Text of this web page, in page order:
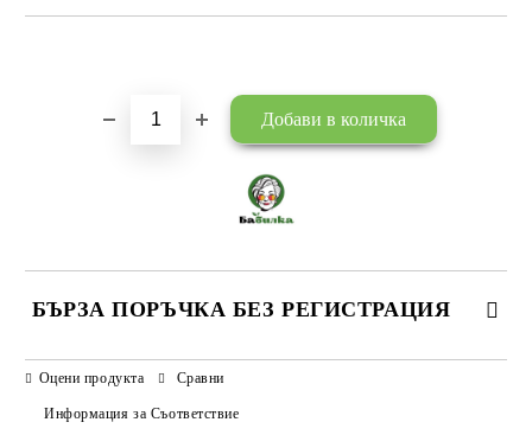
БЪРЗА ПОРЪЧКА БЕЗ РЕГИСТРАЦИЯ
САМО ПОПЪЛНЕТЕ 3 ПОЛЕТА
Оцени продукта Сравни
Информация за Съответствие